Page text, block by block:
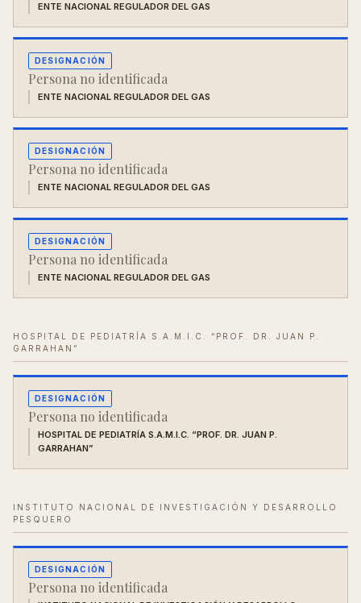
ENTE NACIONAL REGULADOR DEL GAS
DESIGNACIÓN
Persona no identificada
ENTE NACIONAL REGULADOR DEL GAS
DESIGNACIÓN
Persona no identificada
ENTE NACIONAL REGULADOR DEL GAS
DESIGNACIÓN
Persona no identificada
ENTE NACIONAL REGULADOR DEL GAS
HOSPITAL DE PEDIATRÍA S.A.M.I.C. “PROF. DR. JUAN P.
GARRAHAN”
DESIGNACIÓN
Persona no identificada
HOSPITAL DE PEDIATRÍA S.A.M.I.C. “PROF. DR. JUAN P.
GARRAHAN”
INSTITUTO NACIONAL DE INVESTIGACIÓN Y DESARROLLO
PESQUERO
DESIGNACIÓN
Persona no identificada